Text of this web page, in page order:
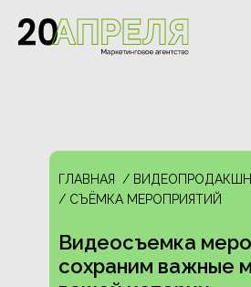
Видеосъемка
сохраним важные
ГЛАВНАЯ
/ ВИДЕОПРОДАКШН
/ СЪЁМКА МЕРОПРИЯТИЙ